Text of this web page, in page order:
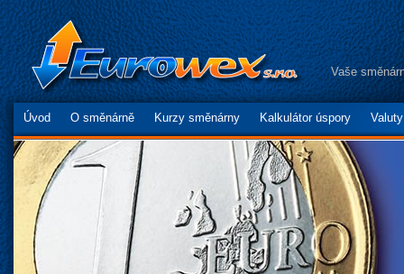
Vaše
Úvod O směnárně Kurzy směnárny Kalkulátor úspory